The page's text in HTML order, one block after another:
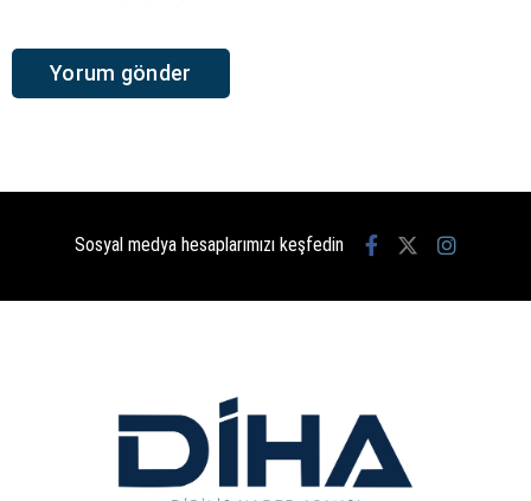
Sosyal medya hesaplarımızı keşfedin